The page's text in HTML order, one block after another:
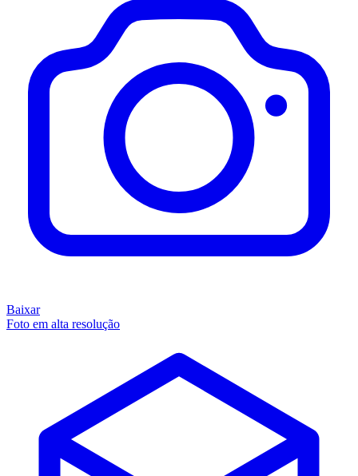
Baixar
Foto em alta resolução